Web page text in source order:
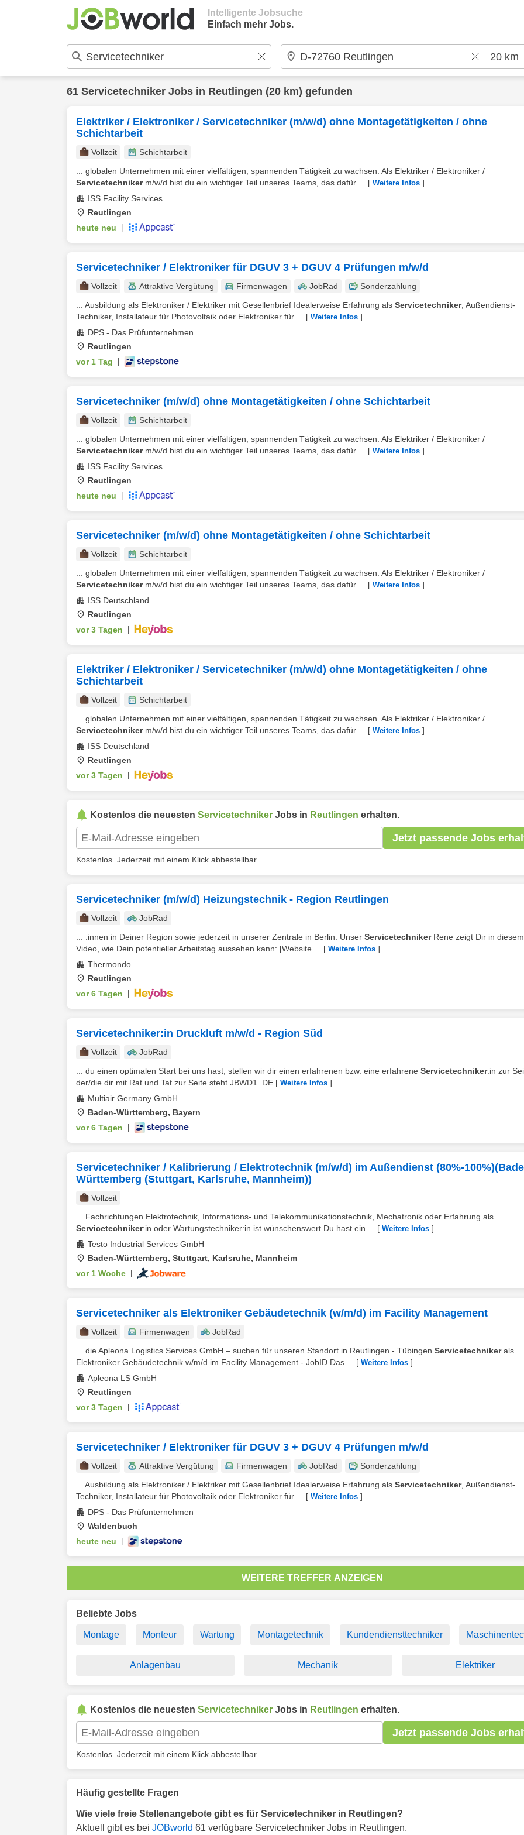
Intelligente Jobsuche
Einfach mehr Jobs.
61 Servicetechniker Jobs in Reutlingen (20 km) gefunden
Elektriker / Elektroniker / Servicetechniker (m/w/d) ohne Montagetätigkeiten / ohne
Schichtarbeit
Vollzeit
Schichtarbeit
... globalen Unternehmen mit einer vielfältigen, spannenden Tätigkeit zu wachsen. Als Elektriker / Elektroniker /
Servicetechnikerm/w/d bist du ein wichtiger Teil unseres Teams, das dafür ... [ Weitere Infos ]
ISS Facility Services
Reutlingen
heute neu
Servicetechniker / Elektroniker für DGUV 3 + DGUV 4 Prüfungen m/w/d
Vollzeit Attraktive Vergütung Firmenwagen JobRad
Sonderzahlung
... Ausbildung als Elektroniker / Elektriker mit Gesellenbrief Idealerweise Erfahrung als Servicetechniker, Außendienst-
Techniker, Installateur für Photovoltaik oder Elektroniker für ...
[ Weitere Infos ]
DPS - Das Prüfunternehmen
Reutlingen
vor 1 Tag
Servicetechniker (m/w/d) ohne Montagetätigkeiten / ohne Schichtarbeit
Vollzeit
Schichtarbeit
... globalen Unternehmen mit einer vielfältigen, spannenden Tätigkeit zu wachsen. Als Elektriker / Elektroniker /
Servicetechnikerm/w/d bist du ein wichtiger Teil unseres Teams, das dafür ... [ Weitere Infos ]
ISS Facility Services
Reutlingen
heute neu
Servicetechniker (m/w/d) ohne Montagetätigkeiten / ohne Schichtarbeit
Vollzeit
Schichtarbeit
... globalen Unternehmen mit einer vielfältigen, spannenden Tätigkeit zu wachsen. Als Elektriker / Elektroniker /
Servicetechnikerm/w/d bist du ein wichtiger Teil unseres Teams, das dafür ... [ Weitere Infos ]
ISS Deutschland
Reutlingen
vor 3 Tagen
Elektriker / Elektroniker / Servicetechniker (m/w/d) ohne Montagetätigkeiten / ohne
Schichtarbeit
Vollzeit
Schichtarbeit
... globalen Unternehmen mit einer vielfältigen, spannenden Tätigkeit zu wachsen. Als Elektriker / Elektroniker /
Servicetechnikerm/w/d bist du ein wichtiger Teil unseres Teams, das dafür ... [ Weitere Infos ]
ISS Deutschland
Reutlingen
vor 3 Tagen
Kostenlos die neuesten Servicetechniker Jobs in Reutlingen erhalten.
Jetzt passende Jobs
Kostenlos. Jederzeit mit einem Klick abbestellbar.
Servicetechniker (m/w/d) Heizungstechnik - Region Reutlingen
Vollzeit
JobRad
... :innen in Deiner Region sowie jederzeit in unserer Zentrale in Berlin. Unser ServicetechnikerRene zeigt Dir in diesem
Video, wie Dein potentieller Arbeitstag aussehen kann: [Website ...
[ Weitere Infos ]
Thermondo
Reutlingen
vor 6 Tagen
Servicetechniker:in Druckluft m/w/d - Region Süd
Vollzeit
JobRad
... du einen optimalen Start bei uns hast, stellen wir dir einen erfahrenen bzw. eine erfahrene Servicetechniker:in zur
der/die dir mit Rat und Tat zur Seite steht JBWD1_DE [ Weitere Infos ]
Multiair Germany GmbH
Baden-Württemberg, Bayern
vor 6 Tagen
Servicetechniker / Kalibrierung / Elektrotechnik (m/w/d) im Außendienst (80%-
Württemberg (Stuttgart, Karlsruhe, Mannheim))
Vollzeit
... Fachrichtungen Elektrotechnik, Informations- und Telekommunikationstechnik, Mechatronik oder Erfahrung als
Servicetechniker:in oder Wartungstechniker:in ist wünschenswert Du hast ein ... [ Weitere Infos ]
Testo Industrial Services GmbH
Baden-Württemberg, Stuttgart, Karlsruhe, Mannheim
vor 1 Woche
Servicetechniker als Elektroniker Gebäudetechnik (w/m/d) im Facility Management
Vollzeit Firmenwagen
JobRad
... die Apleona Logistics Services GmbH – suchen für unseren Standort in Reutlingen - Tübingen Servicetechnikerals
Elektroniker Gebäudetechnik w/m/d im Facility Management - JobID Das ...
[ Weitere Infos ]
Apleona LS GmbH
Reutlingen
vor 3 Tagen
Servicetechniker / Elektroniker für DGUV 3 + DGUV 4 Prüfungen m/w/d
Vollzeit Attraktive Vergütung Firmenwagen JobRad
Sonderzahlung
... Ausbildung als Elektroniker / Elektriker mit Gesellenbrief Idealerweise Erfahrung als Servicetechniker, Außendienst-
Techniker, Installateur für Photovoltaik oder Elektroniker für ...
[ Weitere Infos ]
DPS - Das Prüfunternehmen
Waldenbuch
heute neu
WEITERE TREFFER ANZEIGEN
Beliebte Jobs
Montage Monteur Wartung Montagetechnik Kundendiensttechniker
Anlagenbau Mechanik Elektriker
Kostenlos die neuesten Servicetechniker Jobs in Reutlingen erhalten.
Jetzt passende Jobs
Kostenlos. Jederzeit mit einem Klick abbestellbar.
Häufig gestellte Fragen
Wie viele freie Stellenangebote gibt es für Servicetechniker in Reutlingen?
Aktuell gibt es bei JOBworld 61 verfügbare Servicetechniker Jobs in Reutlingen.